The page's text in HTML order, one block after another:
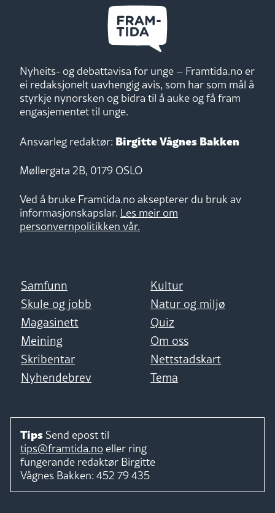
Nyheits- og debattavisa for unge – Framtida.no er
ei redaksjonelt uavhengig avis, som har som mål å
styrkje nynorsken og bidra til å auke og få fram
engasjementet til unge.
Ansvarleg redaktør: Birgitte Vågnes Bakken
Møllergata 2B, 0179 OSLO
Ved å bruke Framtida.no aksepterer du bruk av
informasjonskapslar. Les meir om
personvernpolitikken vår.
Samfunn
Kultur
Skule og jobb
Natur og miljø
Magasinett
Quiz
Meining
Om oss
Skribentar
Nettstadskart
Nyhendebrev
Tema
Tips Send epost til
tips@framtida.no eller ring
fungerande redaktør Birgitte
Vågnes Bakken: 452 79 435